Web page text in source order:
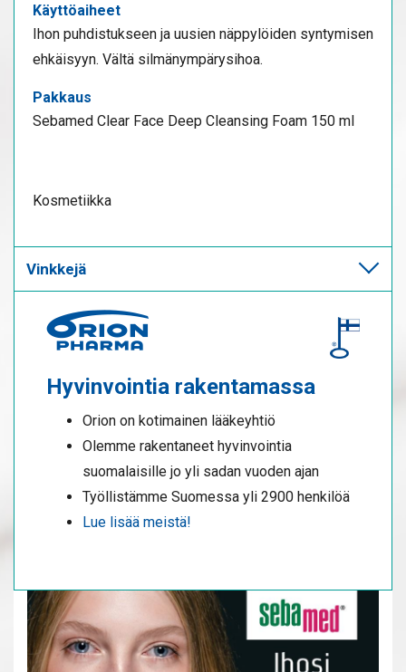
Käyttöaiheet
Ihon puhdistukseen ja uusien näppylöiden syntymisen
ehkäisyyn. Vältä silmänympärysihoa.
Pakkaus
Sebamed Clear Face Deep Cleansing Foam 150 ml
Kosmetiikka
Vinkkejä
Hyvinvointia rakentamassa
Orion on kotimainen lääkeyhtiö
Olemme rakentaneet hyvinvointia
suomalaisille jo yli sadan vuoden ajan
Työllistämme Suomessa yli 2900 henkilöä
Lue lisää meistä!